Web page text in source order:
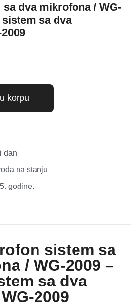
dva mikrofona / WG-
sa dva
korpu
dan
na stanju
godine.
sistem sa
/ WG-2009 –
sa dva
2009